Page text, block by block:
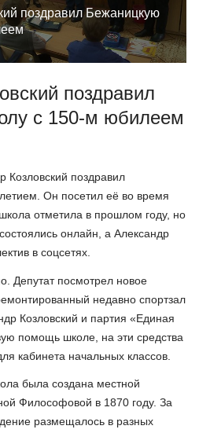
поздравил Бежаницкую
поздравил
с 150-м юбилеем
Козловский поздравил
Он посетил её во время
отметила в прошлом году, но
онлайн, а Александр
в соцсетях.
Депутат посмотрел новое
недавно спортзал
Козловский и партия «Единая
помощь школе, на эти средства
кабинета начальных классов.
была создана местной
Философовой в 1870 году. За
размещалось в разных